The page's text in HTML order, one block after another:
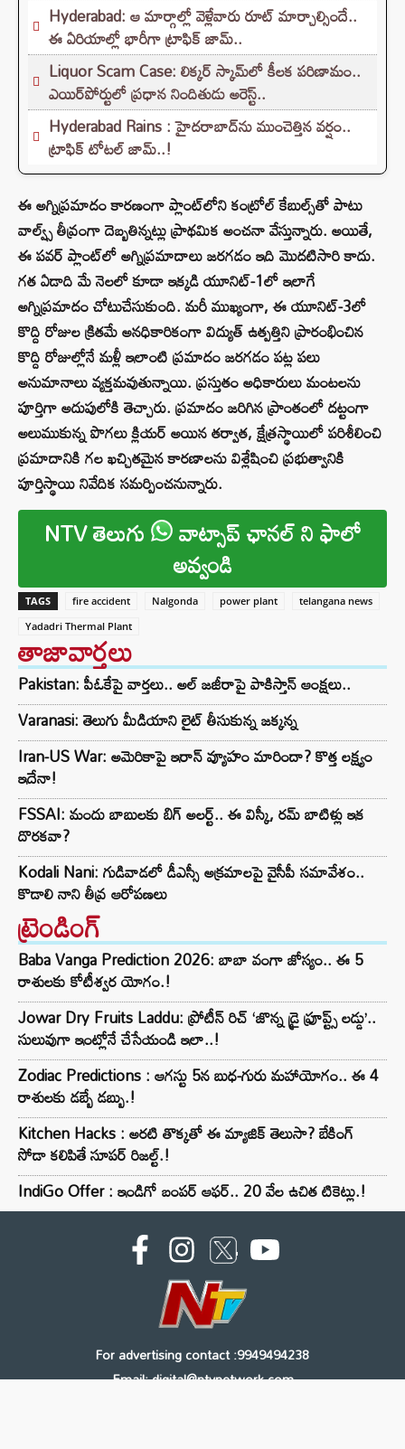
Hyderabad: ఆ మార్గాల్లో వెళ్లేవారు రూట్ మార్చాల్సిందే..
ఈ ఏరియాల్లో భారీగా ట్రాఫిక్ జామ్..
Liquor Scam Case: లిక్కర్ స్కామ్‌లో కీలక పరిణామం..
ఎయిర్‌పోర్టులో ప్రధాన నిందితుడు అరెస్ట్..
Hyderabad Rains : హైదరాబాద్‌ను ముంచెత్తిన వర్షం..
ట్రాఫిక్ టోటల్ జామ్..!
ఈ అగ్నిప్రమాదం కారణంగా ప్లాంట్‌లోని కంట్రోల్ కేబుల్స్‌తో పాటు
వాల్వ్స్ తీవ్రంగా దెబ్బతిన్నట్లు ప్రాథమిక అంచనా వేస్తున్నారు. అయితే,
ఈ పవర్ ప్లాంట్‌లో అగ్నిప్రమాదాలు జరగడం ఇది మొదటిసారి కాదు.
గత ఏడాది మే నెలలో కూడా ఇక్కడి యూనిట్-1లో ఇలాగే
అగ్నిప్రమాదం చోటుచేసుకుంది. మరీ ముఖ్యంగా, ఈ యూనిట్-3లో
కొద్ది రోజుల క్రితమే అనధికారికంగా విద్యుత్ ఉత్పత్తిని ప్రారంభించిన
కొద్ది రోజుల్లోనే మళ్లీ ఇలాంటి ప్రమాదం జరగడం పట్ల పలు
అనుమానాలు వ్యక్తమవుతున్నాయి. ప్రస్తుతం అధికారులు మంటలను
పూర్తిగా అదుపులోకి తెచ్చారు. ప్రమాదం జరిగిన ప్రాంతంలో దట్టంగా
అలుముకున్న పొగలు క్లియర్ అయిన తర్వాత, క్షేత్రస్థాయిలో పరిశీలించి
ప్రమాదానికి గల ఖచ్చితమైన కారణాలను విశ్లేషించి ప్రభుత్వానికి
పూర్తిస్థాయి నివేదిక సమర్పించనున్నారు.
NTV తెలుగు వాట్సాప్ ఛానల్ ని ఫాలో
అవ్వండి
TAGS fire accident Nalgonda power plant
telangana news
Yadadri Thermal Plant
తాజావార్తలు
Pakistan: పీఓకేపై వార్తలు.. అల్ జజీరాపై పాకిస్తాన్ ఆంక్షలు..
Varanasi: తెలుగు మీడియాని లైట్ తీసుకున్న జక్కన్న
Iran-US War: అమెరికాపై ఇరాన్ వ్యూహం మారిందా? కొత్త లక్ష్యం
ఇదేనా!
FSSAI: మందు బాబులకు బిగ్ అలర్ట్.. ఈ విస్కీ, రమ్ బాటిళ్లు ఇక
దొరకవా?
Kodali Nani: గుడివాడలో డీఎస్సీ అక్రమాలపై వైసీపీ సమావేశం..
కొడాలి నాని తీవ్ర ఆరోపణలు
ట్రెండింగ్‌
Baba Vanga Prediction 2026: బాబా వంగా జోస్యం.. ఈ 5
రాశులకు కోటీశ్వర యోగం.!
Jowar Dry Fruits Laddu: ప్రోటీన్ రిచ్ ‘జొన్న డ్రై ఫ్రూప్ట్స్ లడ్డు’..
సులువుగా ఇంట్లోనే చేసేయండి ఇలా..!
Zodiac Predictions : ఆగస్టు 5న బుధ-గురు మహాయోగం.. ఈ 4
రాశులకు డబ్బే డబ్బు.!
Kitchen Hacks : అరటి తొక్కతో ఈ మ్యాజిక్ తెలుసా? బేకింగ్
సోడా కలిపితే సూపర్ రిజల్ట్.!
IndiGo Offer : ఇండిగో బంపర్ ఆఫర్.. 20 వేల ఉచిత టికెట్లు.!
For advertising contact :9949494238
Email: digital@ntvnetwork.com